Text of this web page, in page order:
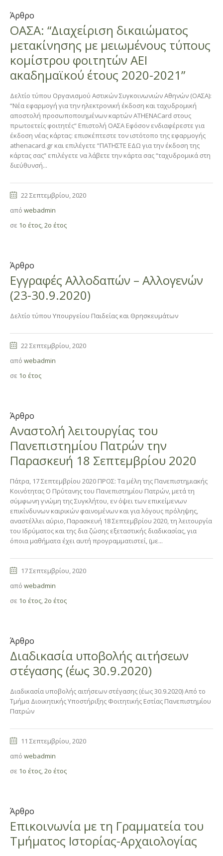
Άρθρο
ΟΑΣΑ: “Διαχείριση δικαιώματος
μετακίνησης με μειωμένους τύπους
κομίστρου φοιτητών ΑΕΙ
ακαδημαϊκού έτους 2020-2021”
Δελτίο τύπου Οργανισμού Αστικών Συγκοινωνιών Αθηνών (ΟΑΣΑ):
“Νέα εφαρμογή για την ηλεκτρονική έκδοση και ταχυδρομική
αποστολή προσωποποιημένων καρτών ATHENACard στους
πρωτοετείς φοιτητές“ Επιστολή ΟΑΣΑ Εφόσον ενδιαφέρεστε για
έκδοση νέας κάρτας: επισκέπτεστε τον ιστότοπο της εφαρμογής
athenacard.gr και επιλέγετε “ΠΑΤΗΣΤΕ ΕΔΩ για την έκδοση της
κάρτας σας” επιλέγετε να λάβετε την κάρτα σας “ταχυδρομικά στη
διεύθυνσή...
22 Σεπτεμβρίου, 2020
από webadmin
σε 1ο έτος,2ο έτος
Άρθρο
Εγγραφές Αλλοδαπών – Αλλογενών
(23-30.9.2020)
Δελτίο τύπου Υπουργείου Παιδείας και Θρησκευμάτων
22 Σεπτεμβρίου, 2020
από webadmin
σε 1ο έτος
Άρθρο
Αναστολή λειτουργίας του
Πανεπιστημίου Πατρών την
Παρασκευή 18 Σεπτεμβρίου 2020
Πάτρα, 17 Σεπτεμβρίου 2020 ΠΡΟΣ: Τα μέλη της Πανεπιστημιακής
Κοινότητας Ο Πρύτανης του Πανεπιστημίου Πατρών, μετά τη
σύμφωνη γνώμη της Συγκλήτου, εν όψει των επικείμενων
επικίνδυνων καιρικών φαινομένων και για λόγους πρόληψης,
αναστέλλει αύριο, Παρασκευή 18 Σεπτεμβρίου 2020, τη λειτουργία
του Ιδρύματος και της δια ζώσης εξεταστικής διαδικασίας, για
όποια μαθήματα έχει αυτή προγραμματιστεί, (με...
17 Σεπτεμβρίου, 2020
από webadmin
σε 1ο έτος,2ο έτος
Άρθρο
Διαδικασία υποβολής αιτήσεων
στέγασης (έως 30.9.2020)
Διαδικασία υποβολής αιτήσεων στέγασης (έως 30.9.2020) Από το
Τμήμα Διοικητικής Υποστήριξης Φοιτητικής Εστίας Πανεπιστημίου
Πατρών
11 Σεπτεμβρίου, 2020
από webadmin
σε 1ο έτος,2ο έτος
Άρθρο
Επικοινωνία με τη Γραμματεία του
Τμήματος Ιστορίας-Αρχαιολογίας